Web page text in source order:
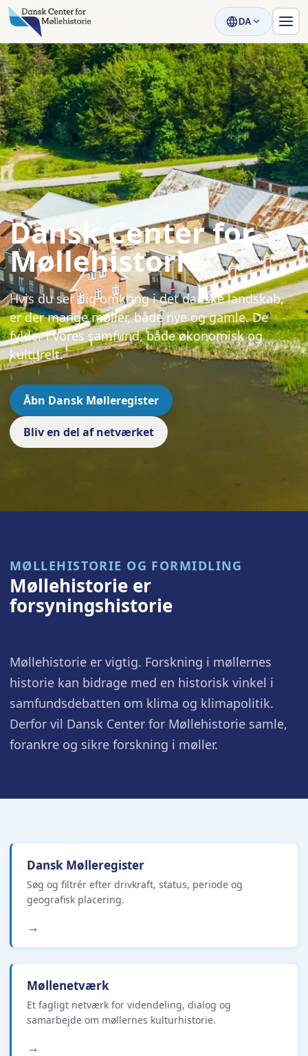
DA
Dansk Center for
Møllehistorie
Hvis du ser dig omkring i det danske landskab,
er der mange møller, både nye og gamle. De
fylder i vores samfund, både økonomisk og
kulturelt.
Åbn Dansk Mølleregister
Bliv en del af netværket
MØLLEHISTORIE OG FORMIDLING
Møllehistorie er
forsyningshistorie
Møllehistorie er vigtig. Forskning i møllernes
historie kan bidrage med en historisk vinkel i
samfundsdebatten om klima og klimapolitik.
Derfor vil Dansk Center for Møllehistorie samle,
forankre og sikre forskning i møller.
Dansk Mølleregister
Søg og filtrér efter drivkraft, status, periode og
geografisk placering.
→
Møllenetværk
Et fagligt netværk for videndeling, dialog og
samarbejde om møllernes kulturhistorie.
→